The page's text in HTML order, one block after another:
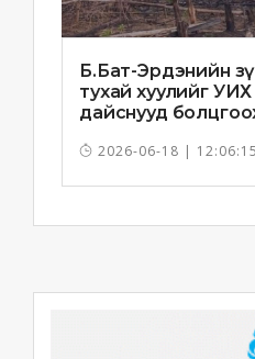
Б.Бат-Эрдэнийн
тухай хуулийг
дайснууд
2026-06-18 | 12:06:15